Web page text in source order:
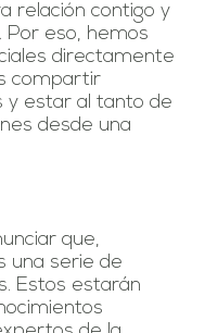
relación contigo y
Por eso, hemos
directamente
compartir
y estar al tanto de
desde una
que,
una serie de
Estos estarán